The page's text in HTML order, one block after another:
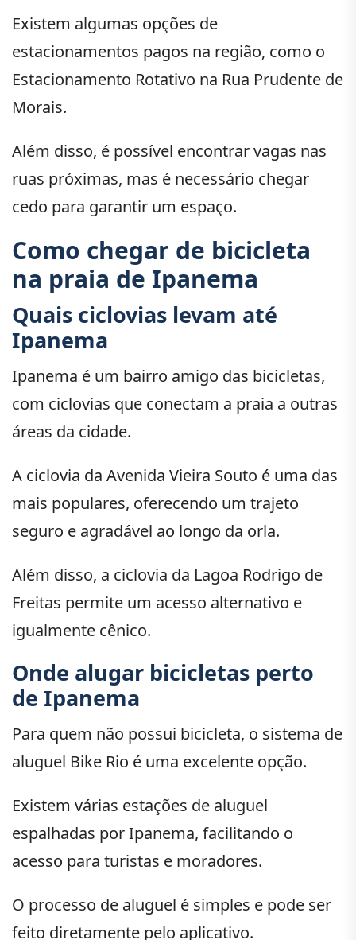
Existem algumas opções de
estacionamentos pagos na região, como o
Estacionamento Rotativo na Rua Prudente de
Morais.
Além disso, é possível encontrar vagas nas
ruas próximas, mas é necessário chegar
cedo para garantir um espaço.
Como chegar de bicicleta
na praia de Ipanema
Quais ciclovias levam até
Ipanema
Ipanema é um bairro amigo das bicicletas,
com ciclovias que conectam a praia a outras
áreas da cidade.
A ciclovia da Avenida Vieira Souto é uma das
mais populares, oferecendo um trajeto
seguro e agradável ao longo da orla.
Além disso, a ciclovia da Lagoa Rodrigo de
Freitas permite um acesso alternativo e
igualmente cênico.
Onde alugar bicicletas perto
de Ipanema
Para quem não possui bicicleta, o sistema de
aluguel Bike Rio é uma excelente opção.
Existem várias estações de aluguel
espalhadas por Ipanema, facilitando o
acesso para turistas e moradores.
O processo de aluguel é simples e pode ser
feito diretamente pelo aplicativo.